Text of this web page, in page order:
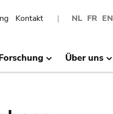
NL FR EN
Kontakt
Über uns